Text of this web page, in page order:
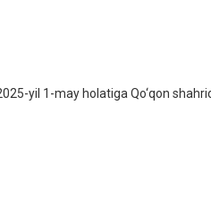
yil 1-may holatiga Qo‘qon